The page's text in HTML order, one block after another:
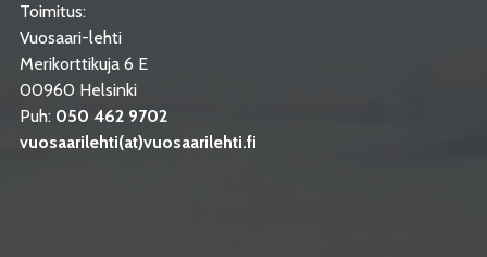
Toimitus:
Vuosaari-lehti
Merikorttikuja 6 E
00960 Helsinki
Puh: 050 462 9702
vuosaarilehti(at)vuosaarilehti.fi